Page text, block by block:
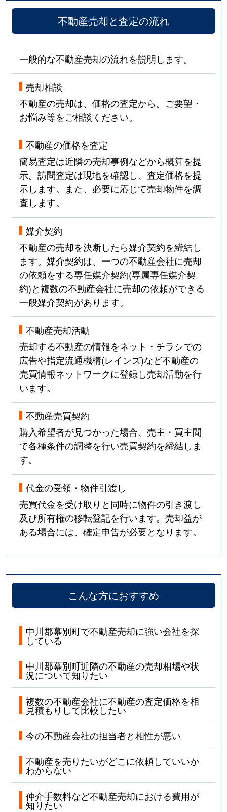
不動産売却と査定の流れ
一般的な不動産売却の流れを説明します。
売却相談
不動産の売却は、価格の査定から。ご要望・
お悩み等をご相談ください。
不動産の価格を査定
簡易査定は近隣の売却事例などから概算を提
示。訪問査定は現地を確認し、査定価格を提
示します。また、必要に応じて売却物件を調
査します。
媒介契約
不動産の売却を決断したら媒介契約を締結し
ます。媒介契約は、一つの不動産会社に売却
の依頼をする専任媒介契約(専属専任媒介契
約)と複数の不動産会社に売却の依頼ができる
一般媒介契約があります。
不動産売却活動
売却する不動産の情報をネット・チラシでの
広告や指定流通機構(レインズ)など不動産の
売買情報ネットワークに登録し売却活動を行
います。
不動産売買契約
購入希望者が見つかった場合、売主・買主間
で各種条件の調整を行い売買契約を締結しま
す。
代金の受領・物件引渡し
売買代金を受け取りと同時に物件の引き渡し
及び所有権の移転登記を行います。売却益が
ある場合には、確定申告が必要となります。
こんな方におすすめ
中川郡幕別町で不動産売却に強い会社を探
している
中川郡幕別町近隣の不動産の売却相場や状
況について知りたい
複数の不動産会社に不動産の査定価格を相
見積もりして比較したい
今の不動産会社の担当者と相性が悪い
不動産を売りたいがどこに依頼していいか
わからない
仲介手数料など不動産売却における費用が
知りたい